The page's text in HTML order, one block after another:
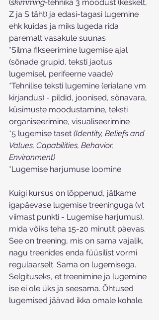
(skimming-tehnika 3 moodust (keskelt,
Z ja S täht) ja edasi-tagasi lugemine
ehk kuidas ja miks lugeda rida
paremalt vasakule suunas
*Silma fikseerimine lugemise ajal
(sõnade grupid, teksti jaotus
lugemisel, perifeerne vaade)
*Tehnilise teksti lugemine (erialane vm
kirjandus) - pildid, joonised, sõnavara,
küsimuste moodustamine, teksti
organiseerimine, visualiseerimine
*5 lugemise taset (Identity, Beliefs and
Values, Capabilities, Behavior,
Environment)
*Lugemise harjumuse loomine
Kuigi kursus on lõppenud, jätkame
igapäevase lugemise treeninguga (vt
viimast punkti - Lugemise harjumus),
mida võiks teha 15-20 minutit päevas.
See on treening, mis on sama vajalik,
nagu treenides enda füüsilist vormi
regulaarselt. Sama on lugemisega.
Selgituseks, et treenimine ja lugemine
ise ei ole üks ja seesama. Õhtused
lugemised jäävad ikka omale kohale.